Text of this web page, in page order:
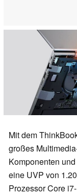
Mit dem
großes
Komponenten
eine UVP von
Prozessor Core